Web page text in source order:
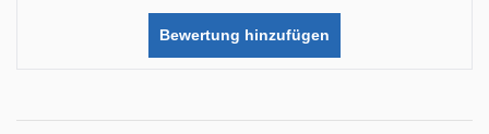
Bewertung hinzufügen